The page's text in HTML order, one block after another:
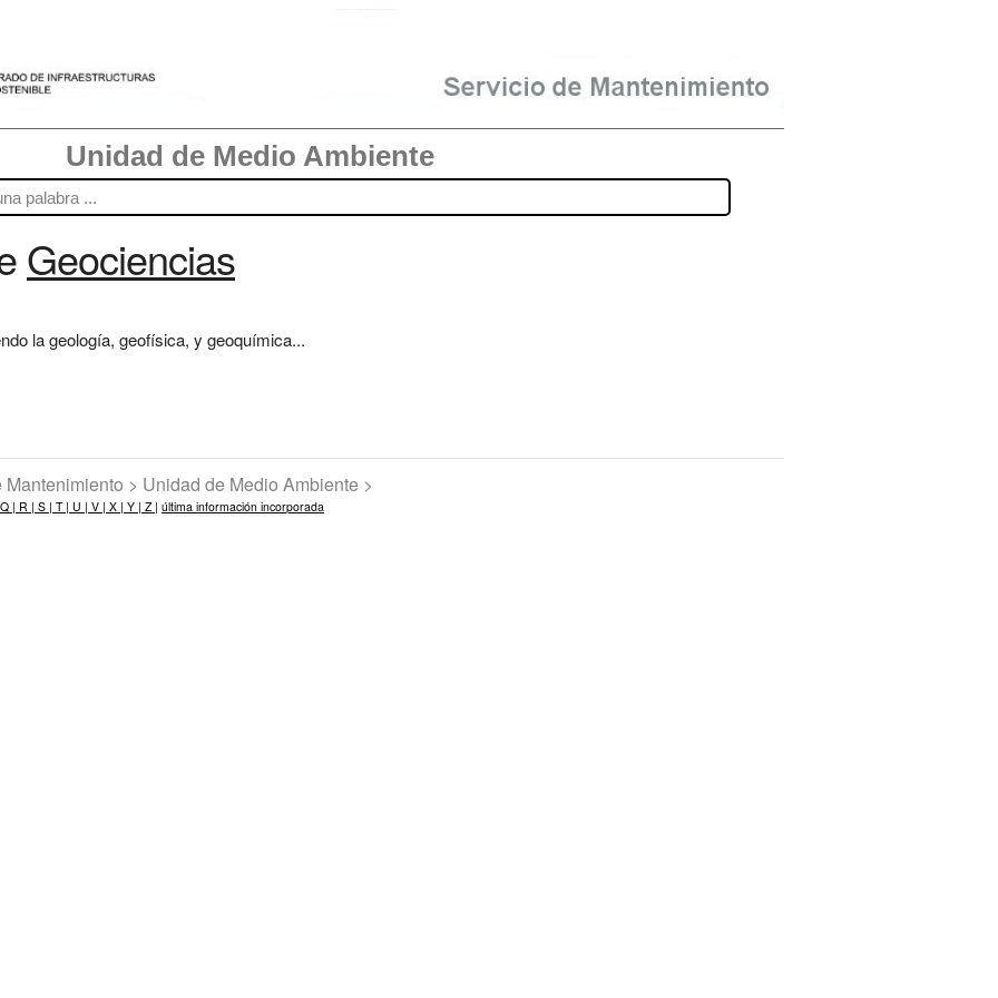
Unidad de Medio Ambiente
Geociencias
la geología, geofísica, y geoquímica...
> Unidad de Medio Ambiente >
Q | R | S | T | U | V | X | Y | Z | última información incorporada